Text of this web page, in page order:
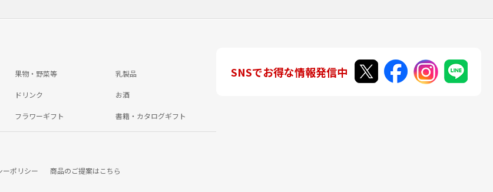
果物・野菜等 乳製品
ドリンク お酒
フラワーギフト 書籍・カタログギフト
ーポリシー 商品のご提案はこちら
SNSでお得な情報発信中